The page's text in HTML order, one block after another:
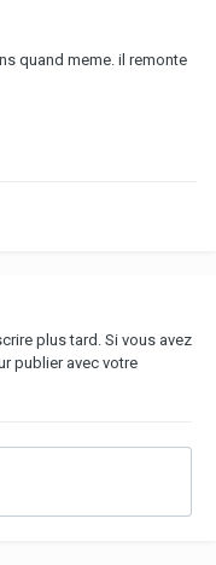
quand meme. il remonte
plus tard. Si vous avez
publier avec votre